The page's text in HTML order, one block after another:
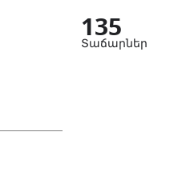
135
Տաճարներ